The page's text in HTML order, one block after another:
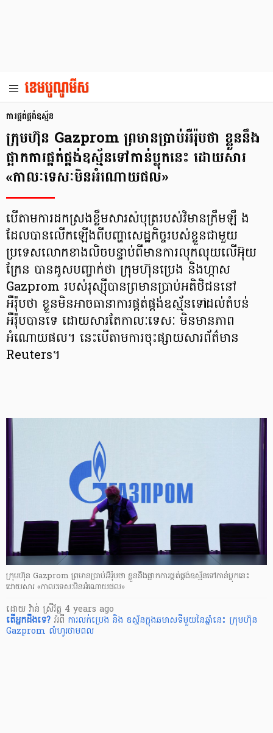
ការផ្គត់ផ្គង់ឧស្ម័ន
ក្រុមហ៊ុន Gazprom ព្រមានប្រាប់អឺរ៉ុបថា ខ្លួននឹង
ផ្អាកការផ្គត់ផ្គង់ឧស្ម័នទៅកាន់ប្លុកនេះ ដោយសារ
«កាលៈទេសៈមិនអំណោយផល»
បើតាមការដកស្រងខ្លឹមសារសំបុត្ររបស់វិមានក្រឹមឡឹ ង
ដែលបានលើកឡើងពីបញ្ហាសេដ្ឋកិច្ចរបស់ខ្លួនជាមួយ
ប្រទេសលោកខាងលិចបន្ទាប់ពីមានការលុកលុយលើអ៊ុយ
ក្រែន បានគូសបញ្ចាក់ថា ក្រុមហ៊ុនប្រេង និងហ្កាស
Gazprom របស់រុស្ស៊ីបានព្រមានប្រាប់អតិថិជននៅ
អឺរ៉ុបថា ខ្លួនមិនអាចធានាការផ្គត់ផ្គង់ឧស្ម័នទៅដល់តំបន់
អឺរ៉ុបបានទេ ដោយសារតែកាលៈទេសៈ មិនមានភាព
អំណោយផល។ នេះបើតាមការចុះផ្សាយសារព័ត៌មាន
Reuters។
ក្រុមហ៊ុន Gazprom ព្រមានប្រាប់អឺរ៉ុបថា ខ្លួននឹងផ្អាកការផ្គត់ផ្គង់ឧស្ម័នទៅកាន់ប្លុកនេះ
ដោយសារ «កាលៈទេសៈមិនអំណោយផល»
ដោយ វ៉ាន់ ស្រីរ័ត្ន 4 years ago
តើ​អ្នក​ដឹងទេ? អំពី ការលក់ប្រេង និង ឧស្ម័នក្នុងឆមាសទីមួយនៃឆ្នាំនេះ ក្រុមហ៊ុន
Gazprom លំហូរថាមពល